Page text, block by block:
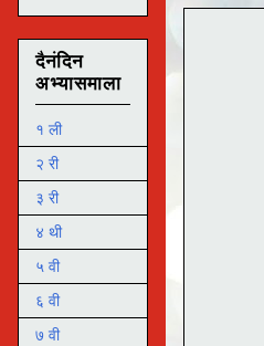
दैनंदिन
अभ्यासमाला
१ ली
२ री
३ री
४ थी
५ वी
६ वी
७ वी